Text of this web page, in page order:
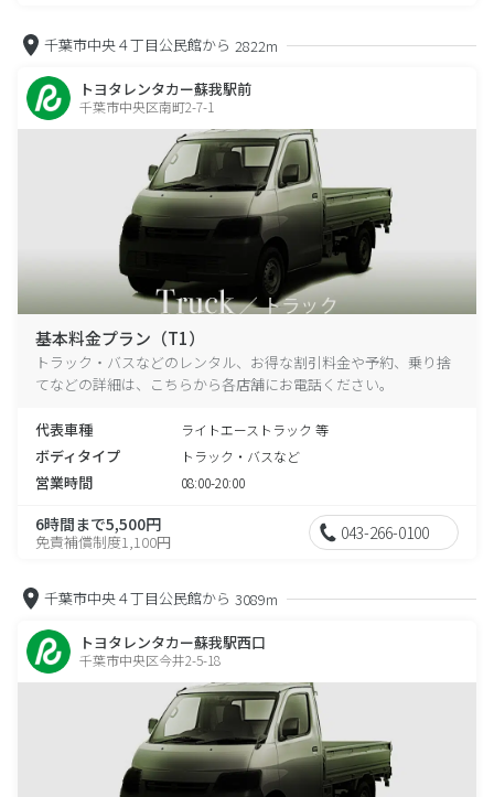
千葉市中央４丁目公民館から 2822m
トヨタレンタカー蘇我駅前
千葉市中央区南町2-7-1
基本料金プラン（T1）
トラック・バスなどのレンタル、お得な割引料金や予約、乗り捨
てなどの詳細は、こちらから各店舗にお電話ください。
代表車種 ライトエーストラック 等
ボディタイプ トラック・バスなど
営業時間 08:00-20:00
6時間まで5,500円
免責補償制度1,100円 043-266-0100
千葉市中央４丁目公民館から 3089m
トヨタレンタカー蘇我駅西口
千葉市中央区今井2-5-18